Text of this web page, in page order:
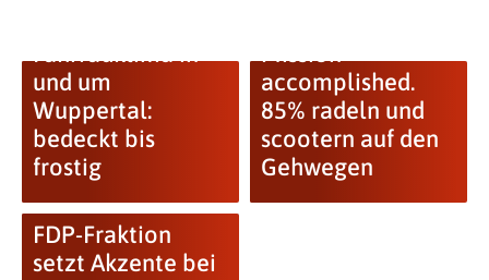
und um
Wuppertal:
bedeckt bis
frostig
accomplished.
85% radeln und
scootern auf den
Gehwegen
FDP-Fraktion
setzt Akzente bei